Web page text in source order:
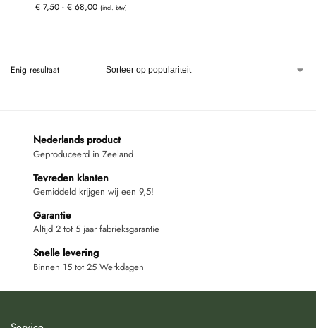
€7,50 - €68,00 (incl. btw)
Enig resultaat
Nederlands product
Geproduceerd in Zeeland
Tevreden klanten
Gemiddeld krijgen wij een 9,5!
Garantie
Altijd 2 tot 5 jaar fabrieksgarantie
Snelle levering
Binnen 15 tot 25 Werkdagen